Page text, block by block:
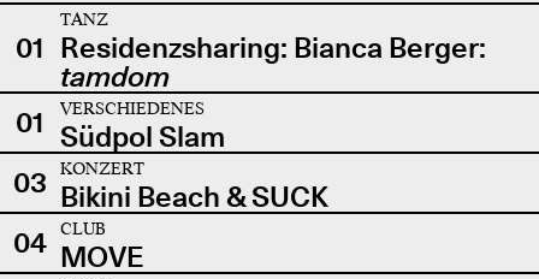
01
TANZ
Residenzsharing: Bianca Berger:
tamdom
01
VERSCHIEDENES
Südpol Slam
03
KONZERT
Bikini Beach & SUCK
04
CLUB
MOVE